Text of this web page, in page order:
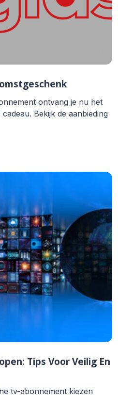
ontvang je nu het
Bekijk de aanbieding
Tips Voor Veilig En
tv-abonnement kiezen